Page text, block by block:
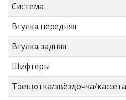
Система
Втулка передняя
Втулка задняя
Шифтеры
Трещотка/звёздочка/кассета